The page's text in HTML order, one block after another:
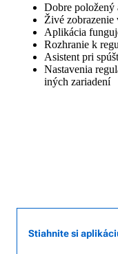
Dobre
Živé
Aplikácia
Rozhranie k
Asistent pri
Nastavenia
iných zariadení
Stiahnite si